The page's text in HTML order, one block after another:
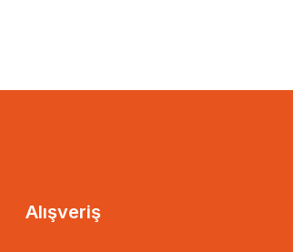
Alışveriş